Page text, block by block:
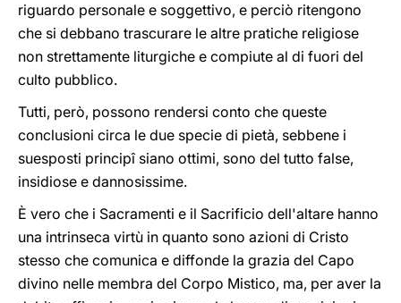
riguardo personale e soggettivo, e perciò ritengono
che si debbano trascurare le altre pratiche religiose
non strettamente liturgiche e compiute al di fuori del
culto pubblico.
Tutti, però, possono rendersi conto che queste
conclusioni circa le due specie di pietà, sebbene i
suesposti principî siano ottimi, sono del tutto false,
insidiose e dannosissime.
È vero che i Sacramenti e il Sacrificio dell'altare hanno
una intrinseca virtù in quanto sono azioni di Cristo
stesso che comunica e diffonde la grazia del Capo
divino nelle membra del Corpo Mistico, ma, per aver la